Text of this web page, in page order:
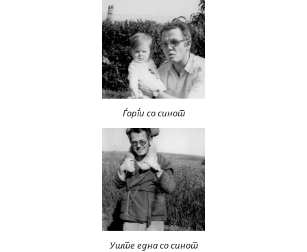
Ѓорѓи со синот
Уште една со синот